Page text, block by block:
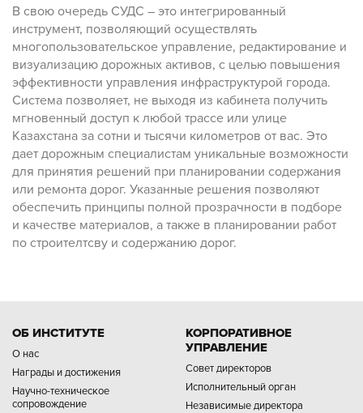
В свою очередь СУДС – это интегрированный
инструмент, позволяющий осуществлять
многопользовательское управление, редактирование и
визуализацию дорожных активов, с целью повышения
эффективности управления инфраструктурой города.
Система позволяет, не выходя из кабинета получить
мгновенный доступ к любой трассе или улице
Казахстана за сотни и тысячи километров от вас. Это
дает дорожным специалистам уникальные возможности
для принятия решений при планировании содержания
или ремонта дорог. Указанные решения позволяют
обеспечить принципы полной прозрачности в подборе
и качестве материалов, а также в планировании работ
по строителтсву и содержанию дорог.
ОБ ИНСТИТУТЕ
О нас
Награды и достижения
Научно-техническое
сопровождение
КОРПОРАТИВНОЕ
УПРАВЛЕНИЕ
Совет директоров
Исполнительный орган
Независимые директора